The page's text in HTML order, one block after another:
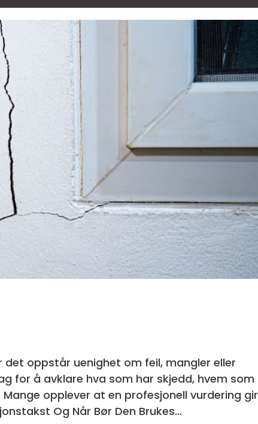
oppstår uenighet om feil, mangler eller
for å avklare hva som har skjedd, hvem som
opplever at en profesjonell vurdering gir